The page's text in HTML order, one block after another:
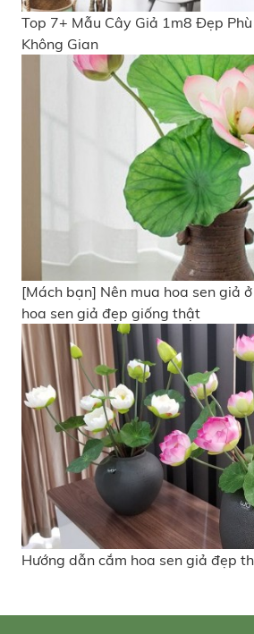
Top 7+ Mẫu Cây Giả 1m8 Đẹp
Không Gian
[Mách bạn] Nên mua hoa sen giả
hoa sen giả đẹp giống thật
Hướng dẫn cắm hoa sen giả đẹp